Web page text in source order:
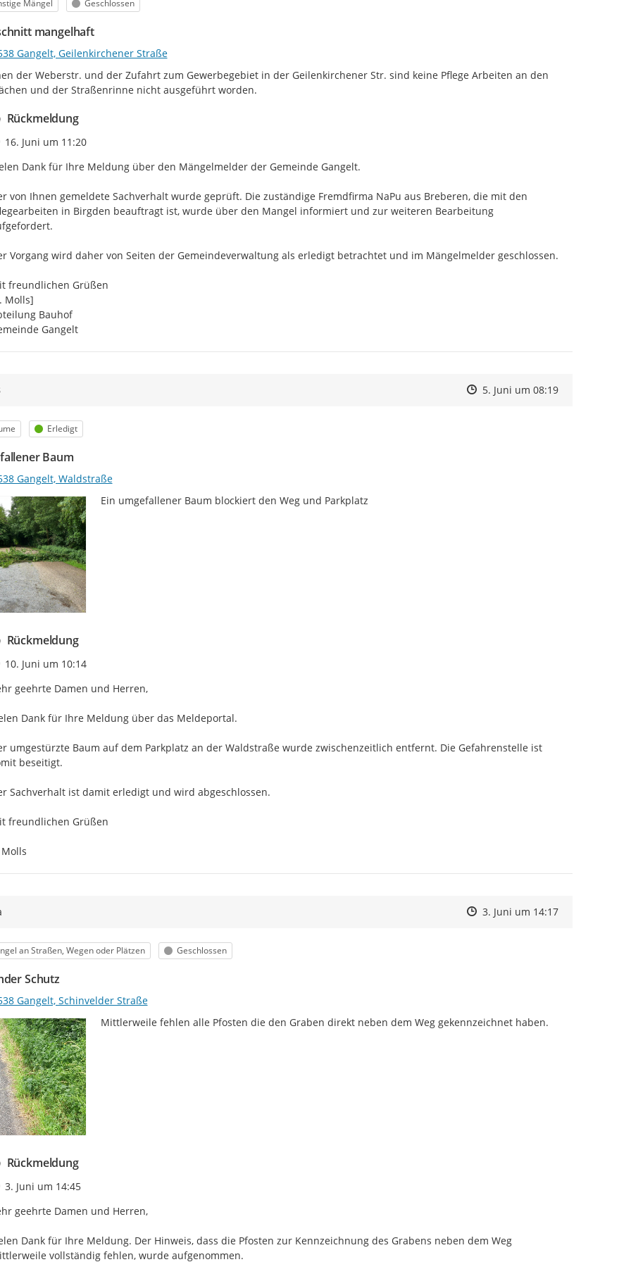
Mängel Status
Geschlossen
mangelhaft
Gangelt, Geilenkirchener Straße
der Weberstr. und der Zufahrt zum Gewerbegebiet in der Geilenkirchener Str. sind keine Pflege Arbeiten an den
und der Straßenrinne nicht ausgeführt worden.
Rückmeldung
Zeitpunkt des Erstellens
16. Juni um 11:20
Dank für Ihre Meldung über den Mängelmelder der Gemeinde Gangelt.
von Ihnen gemeldete Sachverhalt wurde geprüft. Die zuständige Fremdfirma NaPu aus Breberen, die mit den
in Birgden beauftragt ist, wurde über den Mangel informiert und zur weiteren Bearbeitung
Vorgang wird daher von Seiten der Gemeindeverwaltung als erledigt betrachtet und im Mängelmelder geschlossen.
freundlichen Grüßen
Molls]
Bauhof
Gangelt
Zeitpunkt des Erstellens
Zeitpunkt des Erstellens
5. Juni um 08:19Zur Äußerung
Status
Erledigt
Baum
Gangelt, Waldstraße
Ein umgefallener Baum blockiert den Weg und Parkplatz
Rückmeldung
Zeitpunkt des Erstellens
10. Juni um 10:14
geehrte Damen und Herren,
Dank für Ihre Meldung über das Meldeportal.
umgestürzte Baum auf dem Parkplatz an der Waldstraße wurde zwischenzeitlich entfernt. Die Gefahrenstelle ist
beseitigt.
Sachverhalt ist damit erledigt und wird abgeschlossen.
freundlichen Grüßen
Molls
Zeitpunkt des Erstellens
Zeitpunkt des Erstellens
3. Juni um 14:17Zur Äußerung
an Straßen, Wegen oder Plätzen Status
Geschlossen
Schutz
Gangelt, Schinvelder Straße
Mittlerweile fehlen alle Pfosten die den Graben direkt neben dem Weg gekennzeichnet haben.
Rückmeldung
Zeitpunkt des Erstellens
3. Juni um 14:45
geehrte Damen und Herren,
Dank für Ihre Meldung. Der Hinweis, dass die Pfosten zur Kennzeichnung des Grabens neben dem Weg
vollständig fehlen, wurde aufgenommen.